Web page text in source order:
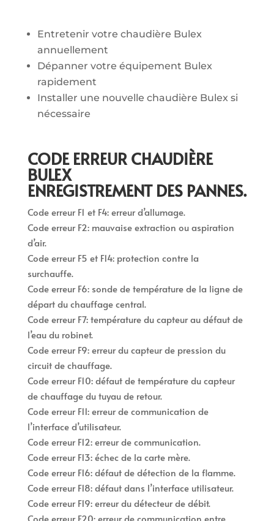
Entretenir votre chaudière Bulex
annuellement
Dépanner votre équipement Bulex
rapidement
Installer une nouvelle chaudière Bulex si
nécessaire
CODE ERREUR CHAUDIÈRE
BULEX
ENREGISTREMENT DES PANNES.
Code erreur F1 et F4: erreur d’allumage.
Code erreur F2: mauvaise extraction ou aspiration
d’air.
Code erreur F5 et F14: protection contre la
surchauffe.
Code erreur F6: sonde de température de la ligne de
départ du chauffage central.
Code erreur F7: température du capteur au défaut de
l’eau du robinet.
Code erreur F9: erreur du capteur de pression du
circuit de chauffage.
Code erreur F10: défaut de température du capteur
de chauffage du tuyau de retour.
Code erreur F11: erreur de communication de
l’interface d’utilisateur.
Code erreur F12: erreur de communication.
Code erreur F13: échec de la carte mère.
Code erreur F16: défaut de détection de la flamme.
Code erreur F18: défaut dans l’interface utilisateur.
Code erreur F19: erreur du détecteur de débit.
Code erreur F20: erreur de communication entre